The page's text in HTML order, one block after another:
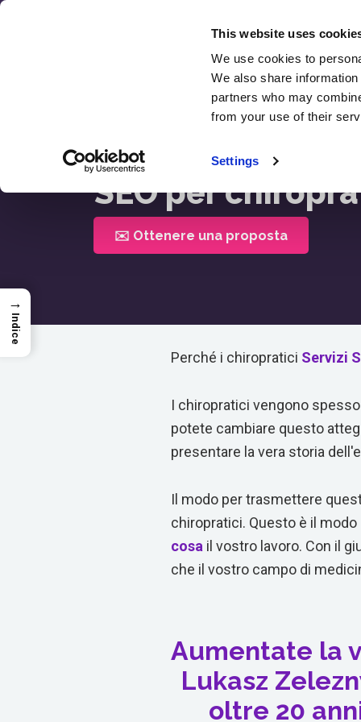
This website uses
We use cookies to
We also share
partners who may
from your use of their
Settings
Vai
SEO
Casa > SEO Per Chiropratici
SEO per
✉️ Ottenere una proposta
Perché i chiropratici Servizi
I chiropratici vengono
potete cambiare questo
presentare la vera storia
Il modo per trasmettere
chiropratici. Questo è il
cosa il vostro lavoro. Con il
che il vostro campo di
Aumentate la
Lukasz
oltre 20
→
Indice